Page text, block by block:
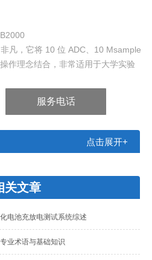
凡，它将 10 位 ADC、10 Msample
作理念结合，非常适用于大学实验
服务电话
点击展开+
关文章
电池充放电测试系统综述
业术语与基础知识